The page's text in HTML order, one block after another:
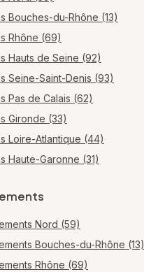
Bouches-du-Rhône (13)
Rhône (69)
Hauts de Seine (92)
Seine-Saint-Denis (93)
Pas de Calais (62)
Gironde (33)
Loire-Atlantique (44)
Haute-Garonne (31)
Nord (59)
Bouches-du-Rhône (13)
Rhône (69)